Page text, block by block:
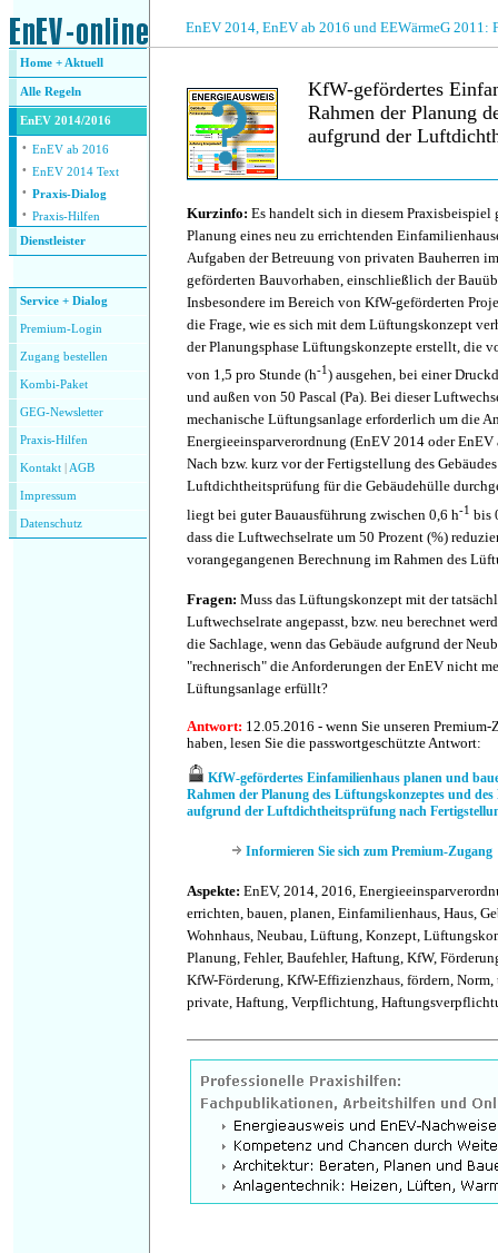
EnEV 2014, EnEV ab 2016 und EEWärmeG 2011:
Home + Aktuell
Alle Regeln
EnEV 2014/2016
· EnEV ab 2016
· EnEV 2014 Text
· Praxis-Dialog
· Praxis-Hilfen
Dienstleister
Service + Dialog
Premium-Login
Zugang bestellen
Kombi-Paket
GEG-Newsletter
Praxis-Hilfen
Kontakt AGB
Impressum
Datenschutz
KfW-gefördertes
Rahmen der Planung
aufgrund der
Kurzinfo: Es handelt sich in diesem
Planung eines neu zu errichtenden
Aufgaben der Betreuung von privaten Bauherren
geförderten Bauvorhaben, einschließlich der
Insbesondere im Bereich von KfW-geförderten
die Frage, wie es sich mit dem Lüftungskonzept
der Planungsphase Lüftungskonzepte erstellt, die
von 1,5 pro Stunde (h-1) ausgehen, bei einer
und außen von 50 Pascal (Pa). Bei dieser
mechanische Lüftungsanlage erforderlich um die
Energieeinsparverordnung (EnEV 2014 oder
Nach bzw. kurz vor der Fertigstellung des
Luftdichtheitsprüfung für die Gebäudehülle
liegt bei guter Bauausführung zwischen 0,6 h-1 bis
dass die Luftwechselrate um 50 Prozent (%)
vorangegangenen Berechnung im Rahmen des
Fragen: Muss das Lüftungskonzept mit der
Luftwechselrate angepasst, bzw. neu berechnet
die Sachlage, wenn das Gebäude aufgrund der
"rechnerisch" die Anforderungen der EnEV nicht
Lüftungsanlage erfüllt?
Antwort: 12.05.2016 - wenn Sie unseren
haben, lesen Sie die passwortgeschützte Antwort:
KfW-gefördertes Einfamilienhaus planen und
Rahmen der Planung des Lüftungskonzeptes und des
aufgrund der Luftdichtheitsprüfung nach
Informieren Sie sich zum Premium-Zugang
Aspekte: EnEV, 2014, 2016,
errichten, bauen, planen, Einfamilienhaus, Haus,
Wohnhaus, Neubau, Lüftung, Konzept,
Planung, Fehler, Baufehler, Haftung, KfW,
KfW-Förderung, KfW-Effizienzhaus, fördern, Norm,
private, Haftung, Verpflichtung,